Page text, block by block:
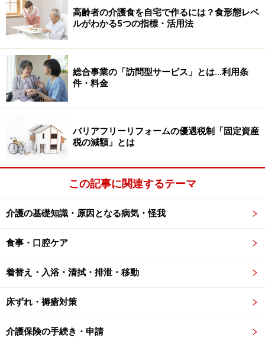
■ケアタクシーとは
通常のタクシー事業に加え、乗務員が介護経験、介護系
の資格を持ち、介助が必要な方の軽介助を行うタクシー
障害等で介護や介助が必要な方は、介護タクシーや福祉
タクシーを利用し、通常のタクシーでは少し心配な方は
す。
介護タクシーの呼び方・キャンセル料の発
介護タクシーは、残念ながら通常のタクシーのように道
端で呼ぶことはできません。また利用条件にも制限があ
るとキャンセル料が発生することもあります。
介護タクシーの利用方法や気になる料金の目安につい
て、福祉タクシーとの使い分けを含めて以下で解説しま
す。
高齢者の介護食を自宅で作るには？食形態レベ
ルがわかる5つの指標・活用法
総合事業の「訪問型サービス」とは…利用条
件・料金
バリアフリーリフォームの優遇税制「固定資産
税の減額」とは
この記事に関連するテーマ
介護の基礎知識・原因となる病気・怪我
食事・口腔ケア
着替え・入浴・清拭・排泄・移動
床ずれ・褥瘡対策
介護保険の手続き・申請